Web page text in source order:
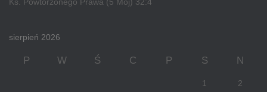
Ks. Powtórzonego Prawa (5 Moj) 32:4
sierpień 2026
P W Ś C P S N
1 2